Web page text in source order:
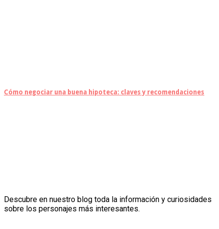
Cómo negociar una buena hipoteca: claves y recomendaciones
Descubre en nuestro blog toda la información y curiosidades
sobre los personajes más interesantes.